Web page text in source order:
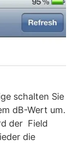
schalten Sie
dB-Wert um.
der Field
die